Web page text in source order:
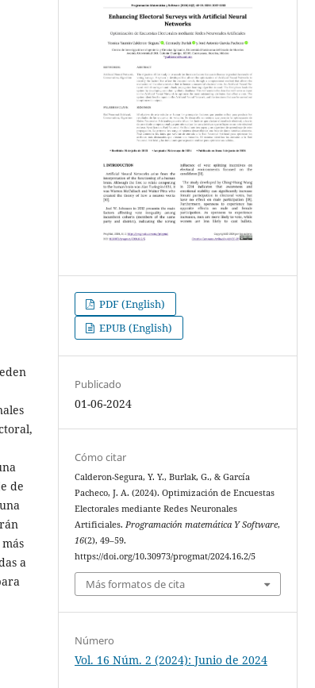
de
a
PDF (English)
EPUB (English)
Publicado
01-06-2024
Cómo citar
Calderon-Segura, Y. Y., Burlak, G., & García
Pacheco, J. A. (2024). Optimización de Encuestas
Electorales mediante Redes Neuronales
Artificiales. Programación matemática Y Software,
16(2), 49–59.
https://doi.org/10.30973/progmat/2024.16.2/5
Más formatos de cita
Número
Vol. 16 Núm. 2 (2024): Junio de 2024